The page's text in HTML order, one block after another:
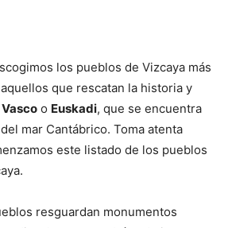
los pueblos de Vizcaya más
que rescatan la historia y
o Euskadi, que se encuentra
mar Cantábrico. Toma atenta
este listado de los pueblos
resguardan monumentos